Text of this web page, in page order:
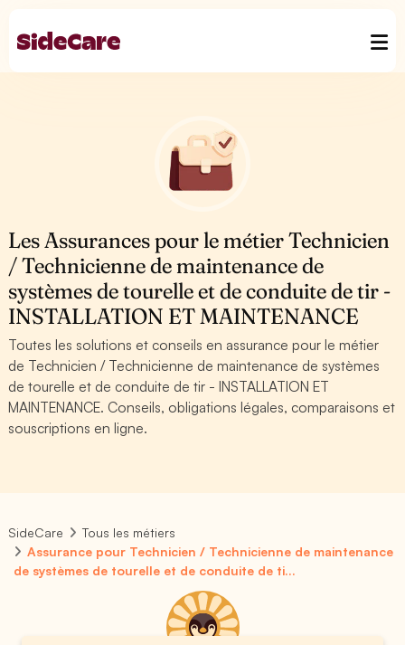
Les Assurances pour le métier Technicien
/ Technicienne de maintenance de
systèmes de tourelle et de conduite de tir -
INSTALLATION ET MAINTENANCE
Toutes les solutions et conseils en assurance pour le métier
de Technicien / Technicienne de maintenance de systèmes
de tourelle et de conduite de tir - INSTALLATION ET
MAINTENANCE. Conseils, obligations légales, comparaisons et
souscriptions en ligne.
SideCare
Tous les métiers
Assurance pour Technicien / Technicienne de maintenance
de systèmes de tourelle et de conduite de ti...